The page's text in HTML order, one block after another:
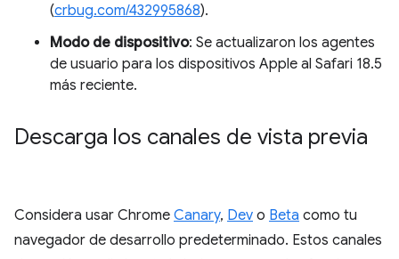
(crbug.com/432995868).
Modo de dispositivo: Se actualizaron los agentes
de usuario para los dispositivos Apple al Safari 18.5
más reciente.
Descarga los canales de vista previa
Considera usar Chrome Canary, Dev o Beta como tu
navegador de desarrollo predeterminado. Estos canales